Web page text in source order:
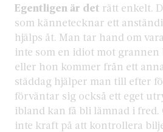
Egentligen är det rätt enkelt.
som kännetecknar ett
hjälps åt. Man tar hand om
inte som en idiot mot grannen
eller hon kommer från ett
städdag hjälper man till efter
förväntar sig också ett eget
ibland kan få bli lämnad i fred.
inte kraft på att kontrollera